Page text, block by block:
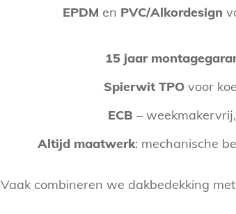
EPDM en PVC/Alkordesign
15 jaar
Spierwit TPO voor
ECB –
Altijd maatwerk: mechanische
Vaak combineren we dakbedekking met